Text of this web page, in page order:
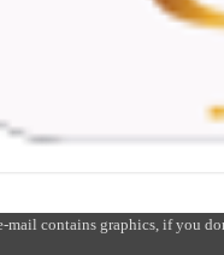
mail contains graphics, if you